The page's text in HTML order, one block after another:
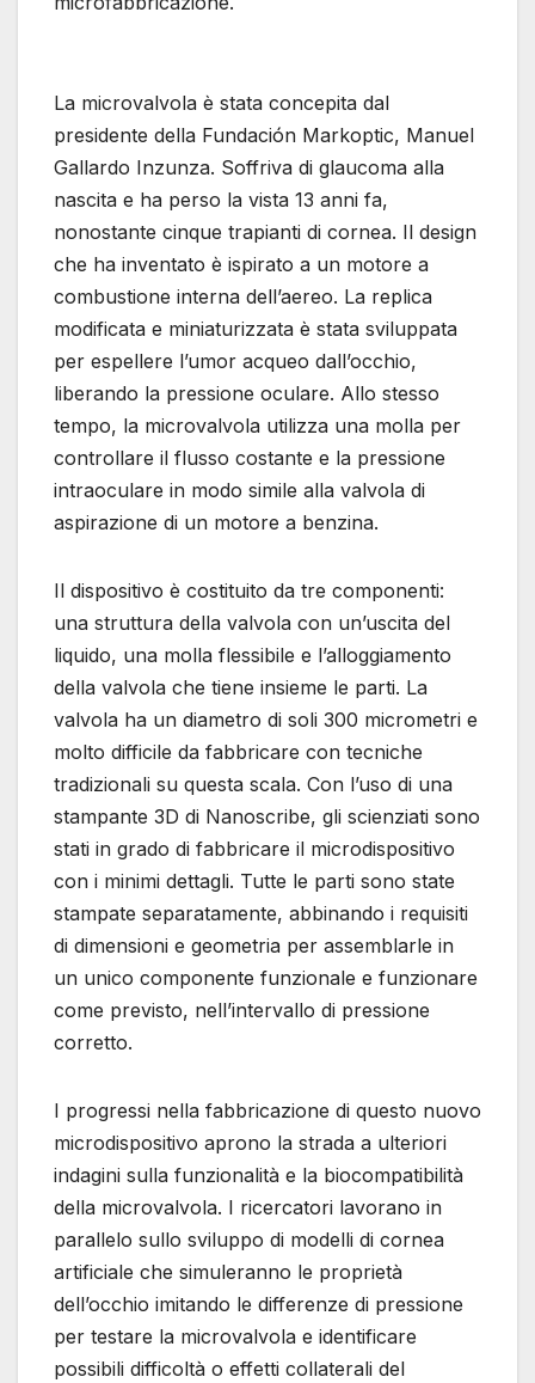
La microvalvola è stata concepita dal
presidente della Fundación Markoptic, Manuel
Gallardo Inzunza. Soffriva di glaucoma alla
nascita e ha perso la vista 13 anni fa,
nonostante cinque trapianti di cornea. Il design
che ha inventato è ispirato a un motore a
combustione interna dell’aereo. La replica
modificata e miniaturizzata è stata sviluppata
per espellere l’umor acqueo dall’occhio,
liberando la pressione oculare. Allo stesso
tempo, la microvalvola utilizza una molla per
controllare il flusso costante e la pressione
intraoculare in modo simile alla valvola di
aspirazione di un motore a benzina.
Il dispositivo è costituito da tre componenti:
una struttura della valvola con un’uscita del
liquido, una molla flessibile e l’alloggiamento
della valvola che tiene insieme le parti. La
valvola ha un diametro di soli 300 micrometri e
molto difficile da fabbricare con tecniche
tradizionali su questa scala. Con l’uso di una
stampante 3D di Nanoscribe, gli scienziati sono
stati in grado di fabbricare il microdispositivo
con i minimi dettagli. Tutte le parti sono state
stampate separatamente, abbinando i requisiti
di dimensioni e geometria per assemblarle in
un unico componente funzionale e funzionare
come previsto, nell’intervallo di pressione
corretto.
I progressi nella fabbricazione di questo nuovo
microdispositivo aprono la strada a ulteriori
indagini sulla funzionalità e la biocompatibilità
della microvalvola. I ricercatori lavorano in
parallelo sullo sviluppo di modelli di cornea
artificiale che simuleranno le proprietà
dell’occhio imitando le differenze di pressione
per testare la microvalvola e identificare
possibili difficoltà o effetti collaterali del